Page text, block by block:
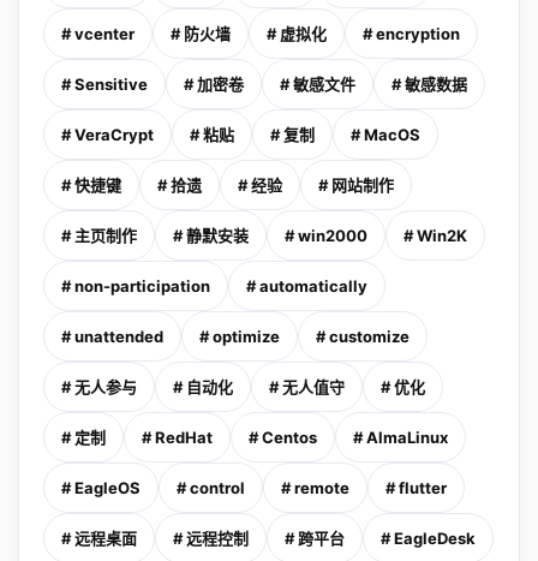
# vcenter # 防火墙 # 虚拟化 # encryption
# Sensitive # 加密卷 # 敏感文件 # 敏感数据
# VeraCrypt # 粘贴 # 复制 # MacOS
# 快捷键 # 拾遗 # 经验 # 网站制作
# 主页制作 # 静默安装 # win2000 # Win2K
# non-participation # automatically
# unattended # optimize # customize
# 无人参与 # 自动化 # 无人值守 # 优化
# 定制 # RedHat # Centos # AlmaLinux
# EagleOS # control # remote # flutter
# 远程桌面 # 远程控制 # 跨平台 # EagleDesk